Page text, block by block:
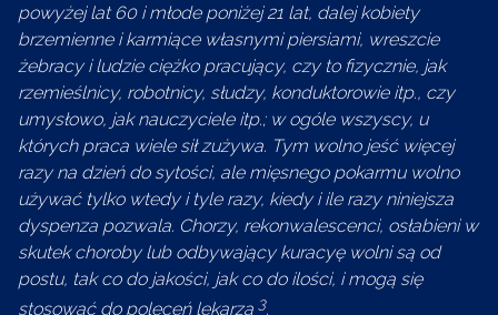
powyżej lat 60 i młode poniżej 21 lat, dalej kobiety
brzemienne i karmiące własnymi piersiami, wreszcie
żebracy i ludzie ciężko pracujący, czy to fizycznie, jak
rzemieślnicy, robotnicy, słudzy, konduktorowie itp., czy
umysłowo, jak nauczyciele itp.; w ogóle wszyscy, u
których praca wiele sił zużywa. Tym wolno jeść więcej
razy na dzień do sytości, ale mięsnego pokarmu wolno
używać tylko wtedy i tyle razy, kiedy i ile razy niniejsza
dyspenza pozwala. Chorzy, rekonwalescenci, osłabieni w
skutek choroby lub odbywający kuracyę wolni są od
postu, tak co do jakości, jak co do ilości, i mogą się
stosować do poleceń lekarza 3.